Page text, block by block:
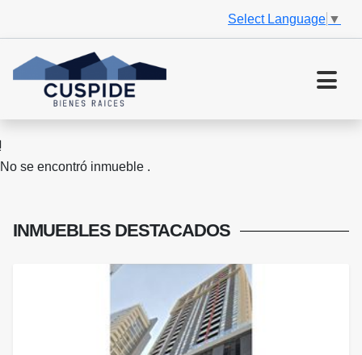
Select Language ▼
No se encontró inmueble .
INMUEBLES DESTACADOS